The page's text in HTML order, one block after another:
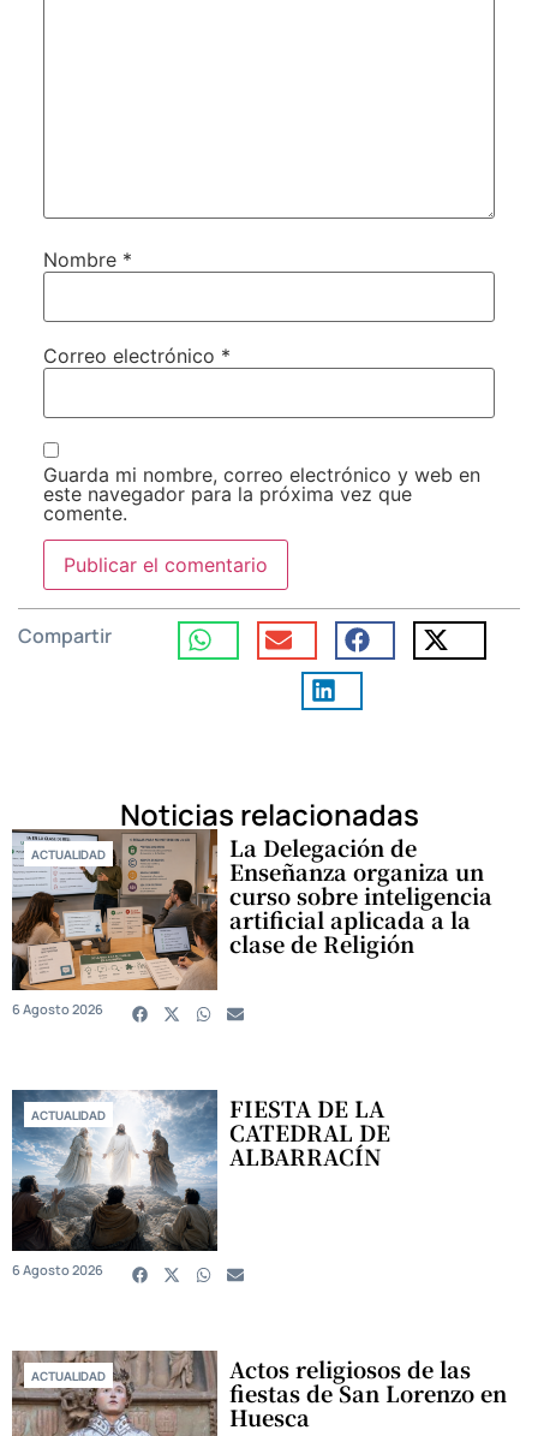
Nombre *
Correo electrónico *
Guarda mi nombre, correo electrónico y web en
este navegador para la próxima vez que
comente.
Compartir
Noticias relacionadas
ACTUALIDAD La Delegación de
Enseñanza organiza un
curso sobre inteligencia
artificial aplicada a la
clase de Religión
6 Agosto 2026
ACTUALIDAD FIESTA DE LA
CATEDRAL DE
ALBARRACÍN
6 Agosto 2026
ACTUALIDAD Actos religiosos de las
fiestas de San Lorenzo en
Huesca